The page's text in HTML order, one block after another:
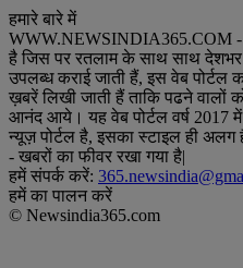
हमारे बारे में
WWW.NEWSINDIA365.COM -
है जिस पर रतलाम के साथ साथ देशभर
उपलब्ध कराई जाती हैं, इस वेब पोर्टल
ख़बरें लिखी जाती हैं ताकि पढने
आनंद आये। यह वेब पोर्टल वर्ष 2017
न्यूज़ पोर्टल है, इसका स्टाइल ही अलग
- खबरों का फीवर रखा गया है|
हमें संपर्क करें:
हमें का पालन करें
© Newsindia365.com